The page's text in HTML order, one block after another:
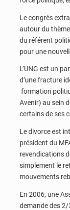
Le congrès
autour du
du référent
pour une
L’UNG est un
d’une fracture
formation
Avenir) au sein
certains de ses
Le divorce est
président du
revendications
simplement le
mouvements
En 2006, une
demande des